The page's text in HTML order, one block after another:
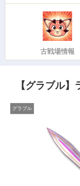
古戦場情報
【グラブル
グラブル